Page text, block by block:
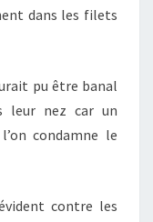
dans les filets
pu être banal
leur nez car un
condamne le
contre les